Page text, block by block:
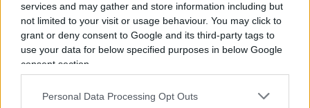
services and may gather and store information including but
not limited to your visit or usage behaviour. You may click to
grant or deny consent to Google and its third-party tags to
use your data for below specified purposes in below Google
consent section.
Personal Data Processing Opt Outs